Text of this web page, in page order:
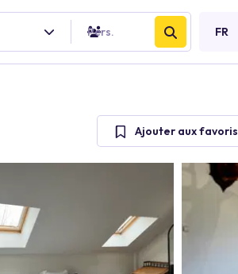
Pers. FR
Ajouter aux favoris